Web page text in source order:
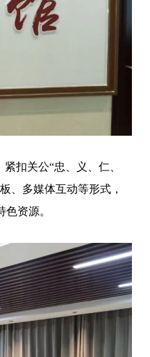
扣关公“忠、义、仁、
、多媒体互动等形式，
资源。